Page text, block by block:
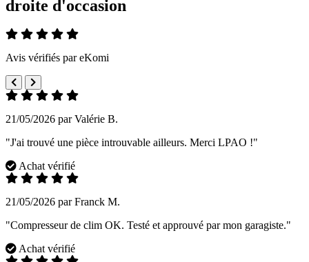
droite d'occasion
Avis vérifiés par eKomi
21/05/2026 par Valérie B.
"J'ai trouvé une pièce introuvable ailleurs. Merci LPAO !"
Achat vérifié
21/05/2026 par Franck M.
"Compresseur de clim OK. Testé et approuvé par mon garagiste."
Achat vérifié